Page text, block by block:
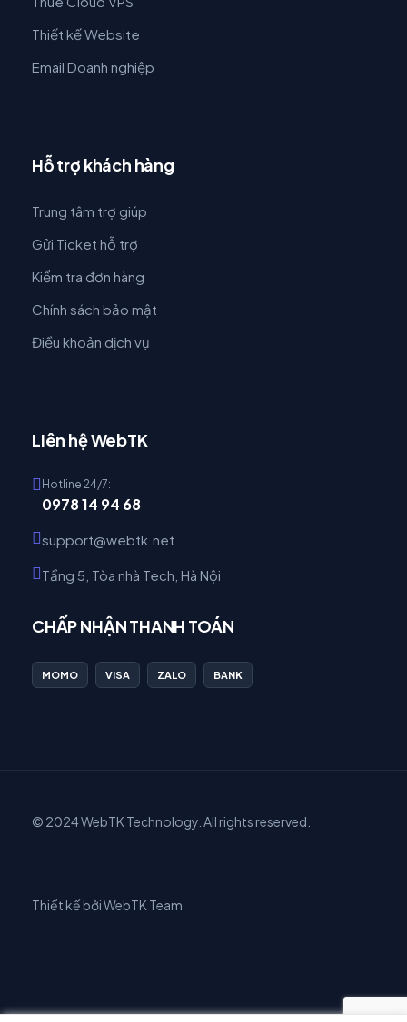
Thiết kế Website
Email Doanh nghiệp
Hỗ trợ khách hàng
Trung tâm trợ giúp
Gửi Ticket hỗ trợ
Kiểm tra đơn hàng
Chính sách bảo mật
Điều khoản dịch vụ
Liên hệ WebTK
Hotline 24/7:
0978 14 94 68
support@webtk.net
Tầng 5, Tòa nhà Tech, Hà Nội
CHẤP NHẬN THANH TOÁN
MOMO VISA ZALO BANK
© 2024 WebTK Technology. All rights reserved.
Thiết kế bởi WebTK Team